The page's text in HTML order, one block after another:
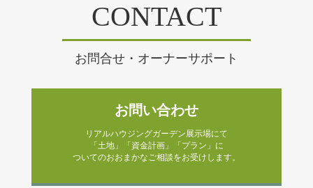
CONTACT
お問合せ・オーナーサポート
お問い合わせ
リアルハウジングガーデン展示場にて
「土地」「資金計画」「プラン」に
ついてのおおまかなご相談をお受けします。